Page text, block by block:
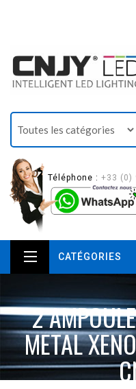
Téléphone : +33 (0)
CATÉGORIES
2
METAL